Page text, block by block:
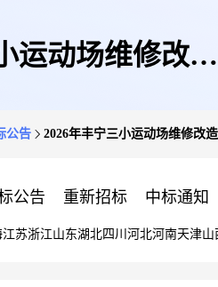
运动场维修改造
公告 2026年丰宁三小运动场维修改
公告 重新招标 中标通知
江苏浙江山东湖北四川 河北河南天津山